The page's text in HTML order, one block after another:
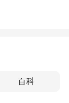
百科